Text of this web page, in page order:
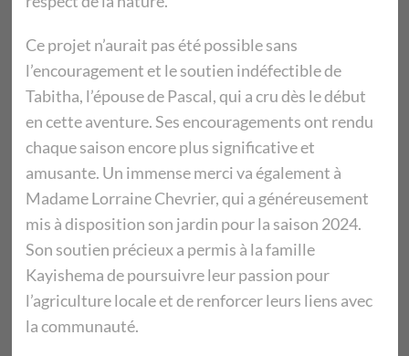
Ce projet n’aurait pas été possible sans
l’encouragement et le soutien indéfectible de
Tabitha, l’épouse de Pascal, qui a cru dès le début
en cette aventure. Ses encouragements ont rendu
chaque saison encore plus significative et
amusante. Un immense merci va également à
Madame Lorraine Chevrier, qui a généreusement
mis à disposition son jardin pour la saison 2024.
Son soutien précieux a permis à la famille
Kayishema de poursuivre leur passion pour
l’agriculture locale et de renforcer leurs liens avec
la communauté.